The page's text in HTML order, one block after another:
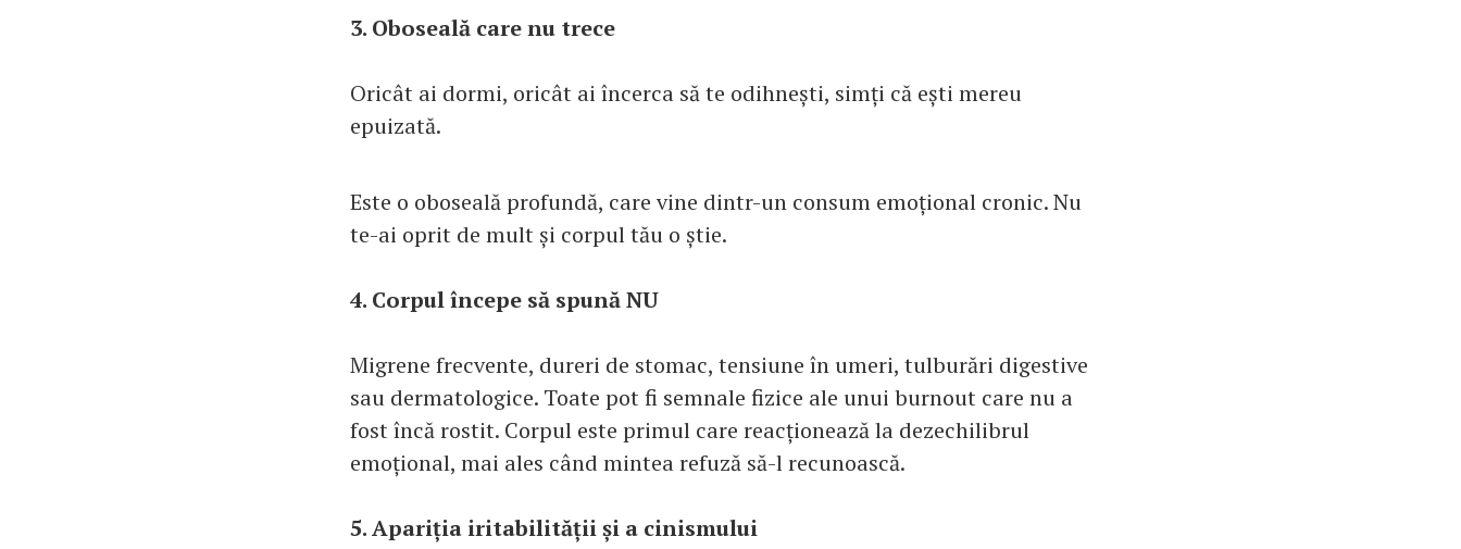
3. Oboseală care nu trece
Oricât ai dormi, oricât ai încerca să te odihnești, simți că ești mereu
epuizată.
Este o oboseală profundă, care vine dintr-un consum emoțional cronic. Nu
te-ai oprit de mult și corpul tău o știe.
4. Corpul începe să spună NU
Migrene frecvente, dureri de stomac, tensiune în umeri, tulburări digestive
sau dermatologice. Toate pot fi semnale fizice ale unui burnout care nu a
fost încă rostit. Corpul este primul care reacționează la dezechilibrul
emoțional, mai ales când mintea refuză să-l recunoască.
5. Apariția iritabilității și a cinismului